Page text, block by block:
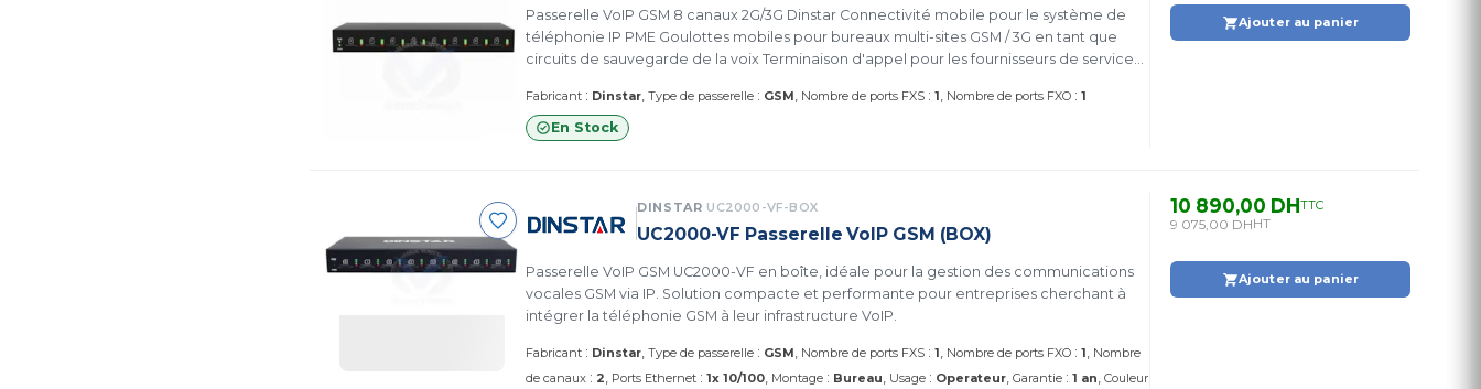
Passerelle VoIP GSM 8 canaux 2G/3G Dinstar Connectivité mobile pour le système de
téléphonie IP PME Goulottes mobiles pour bureaux multi-sites GSM / 3G en tant que
circuits de sauvegarde de la voix Terminaison d'appel pour les fournisseurs de services
Solution de centre d'appels / centre de contact (UC2000-VE-8G)
Fabricant : Dinstar Type de passerelle : GSM Nombre de ports FXS : 1 Nombre de ports FXO : 1
En Stock
Ajouter au panier
DINSTAR UC2000-VF-BOX
UC2000-VF Passerelle VoIP GSM (BOX)
Passerelle VoIP GSM UC2000-VF en boîte, idéale pour la gestion des communications
vocales GSM via IP. Solution compacte et performante pour entreprises cherchant à
intégrer la téléphonie GSM à leur infrastructure VoIP.
Fabricant : Dinstar Type de passerelle : GSM Nombre de ports FXS : 1 Nombre de ports FXO : 1 Nombre
de canaux : 2 Ports Ethernet : 1x 10/100 Montage : Bureau Usage : Operateur Garantie : 1 an Couleur
10 890,00 DHTTC
9 075,00 DHHT
Ajouter au panier